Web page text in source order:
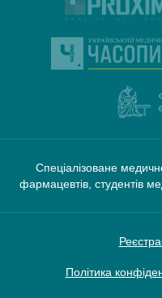
Спеціалізоване
фармацевтів, студентів
Політика